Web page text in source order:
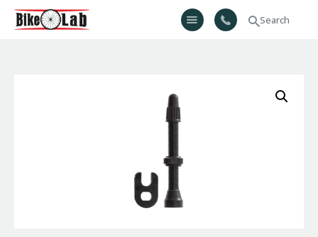
Bikelab
Σχετικά Με Εμάς
Επικοινωνία